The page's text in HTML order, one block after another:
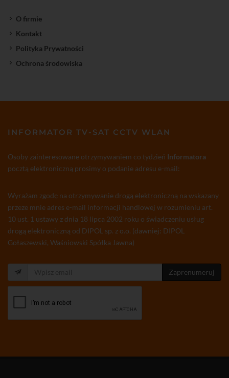
O firmie
Kontakt
Polityka Prywatności
Ochrona środowiska
INFORMATOR TV-SAT CCTV WLAN
Osoby zainteresowane otrzymywaniem co tydzień Informatora
pocztą elektroniczną prosimy o podanie adresu e-mail:
Wyrażam zgodę na otrzymywanie drogą elektroniczną na wskazany
przeze mnie adres e-mail informacji handlowej w rozumieniu art.
10 ust. 1 ustawy z dnia 18 lipca 2002 roku o świadczeniu usług
drogą elektroniczną od DIPOL sp. z o.o. (dawniej: DIPOL
Gołaszewski, Waśniowski Spółka Jawna)
Zaprenumeruj